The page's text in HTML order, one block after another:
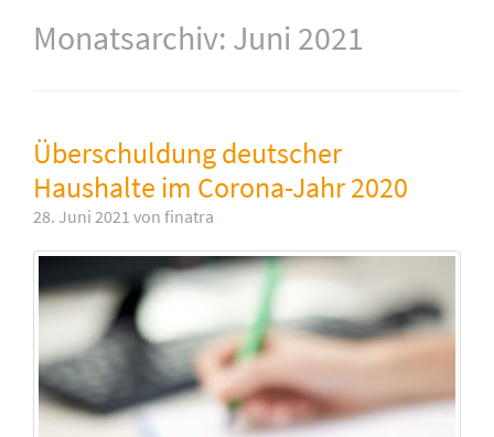
Monatsarchiv: Juni 2021
Überschuldung deutscher
Haushalte im Corona-Jahr 2020
28. Juni 2021 von finatra